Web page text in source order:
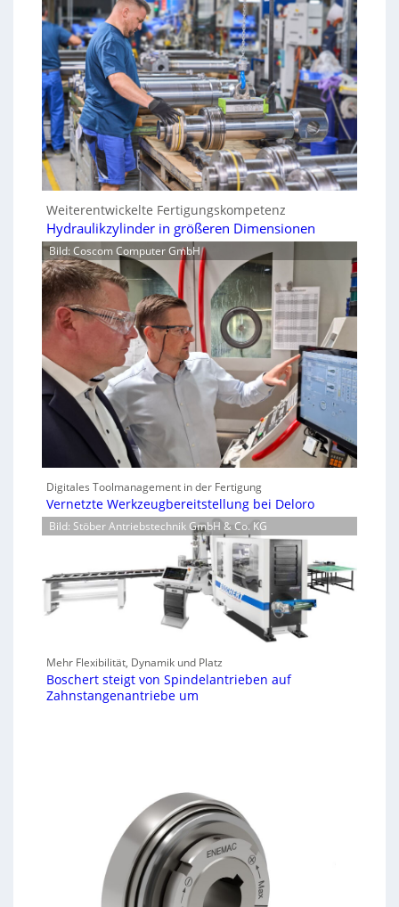
Weiterentwickelte Fertigungskompetenz
Hydraulikzylinder in größeren Dimensionen
Bild: Coscom Computer GmbH
Digitales Toolmanagement in der Fertigung
Vernetzte Werkzeugbereitstellung bei Deloro
Bild: Stöber Antriebstechnik GmbH & Co. KG
Mehr Flexibilität, Dynamik und Platz
Boschert steigt von Spindelantrieben auf
Zahnstangenantriebe um